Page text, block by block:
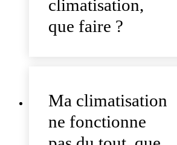
climatisation,
que faire ?
Ma climatisation
ne fonctionne